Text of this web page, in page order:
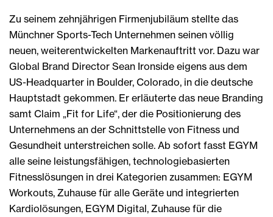
Zu seinem zehnjährigen Firmenjubiläum stellte das
Münchner Sports-Tech Unternehmen seinen völlig
neuen, weiterentwickelten Markenauftritt vor. Dazu war
Global Brand Director Sean Ironside eigens aus dem
US-Headquarter in Boulder, Colorado, in die deutsche
Hauptstadt gekommen. Er erläuterte das neue Branding
samt Claim „Fit for Life“, der die Positionierung des
Unternehmens an der Schnittstelle von Fitness und
Gesundheit unterstreichen solle. Ab sofort fasst EGYM
alle seine leistungsfähigen, technologiebasierten
Fitnesslösungen in drei Kategorien zusammen: EGYM
Workouts, Zuhause für alle Geräte und integrierten
Kardiolösungen, EGYM Digital, Zuhause für die